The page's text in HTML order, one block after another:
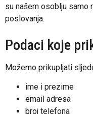
su našem osoblju samo
poslovanja.
Podaci koje
Možemo prikupljati
ime i prezime
email adresa
broj telefona